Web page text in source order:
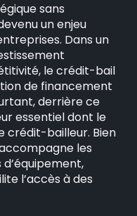
sans
un enjeu
Dans un
le crédit-bail
de financement
derrière ce
essentiel dont le
crédit-bailleur. Bien
les
l’accès à des